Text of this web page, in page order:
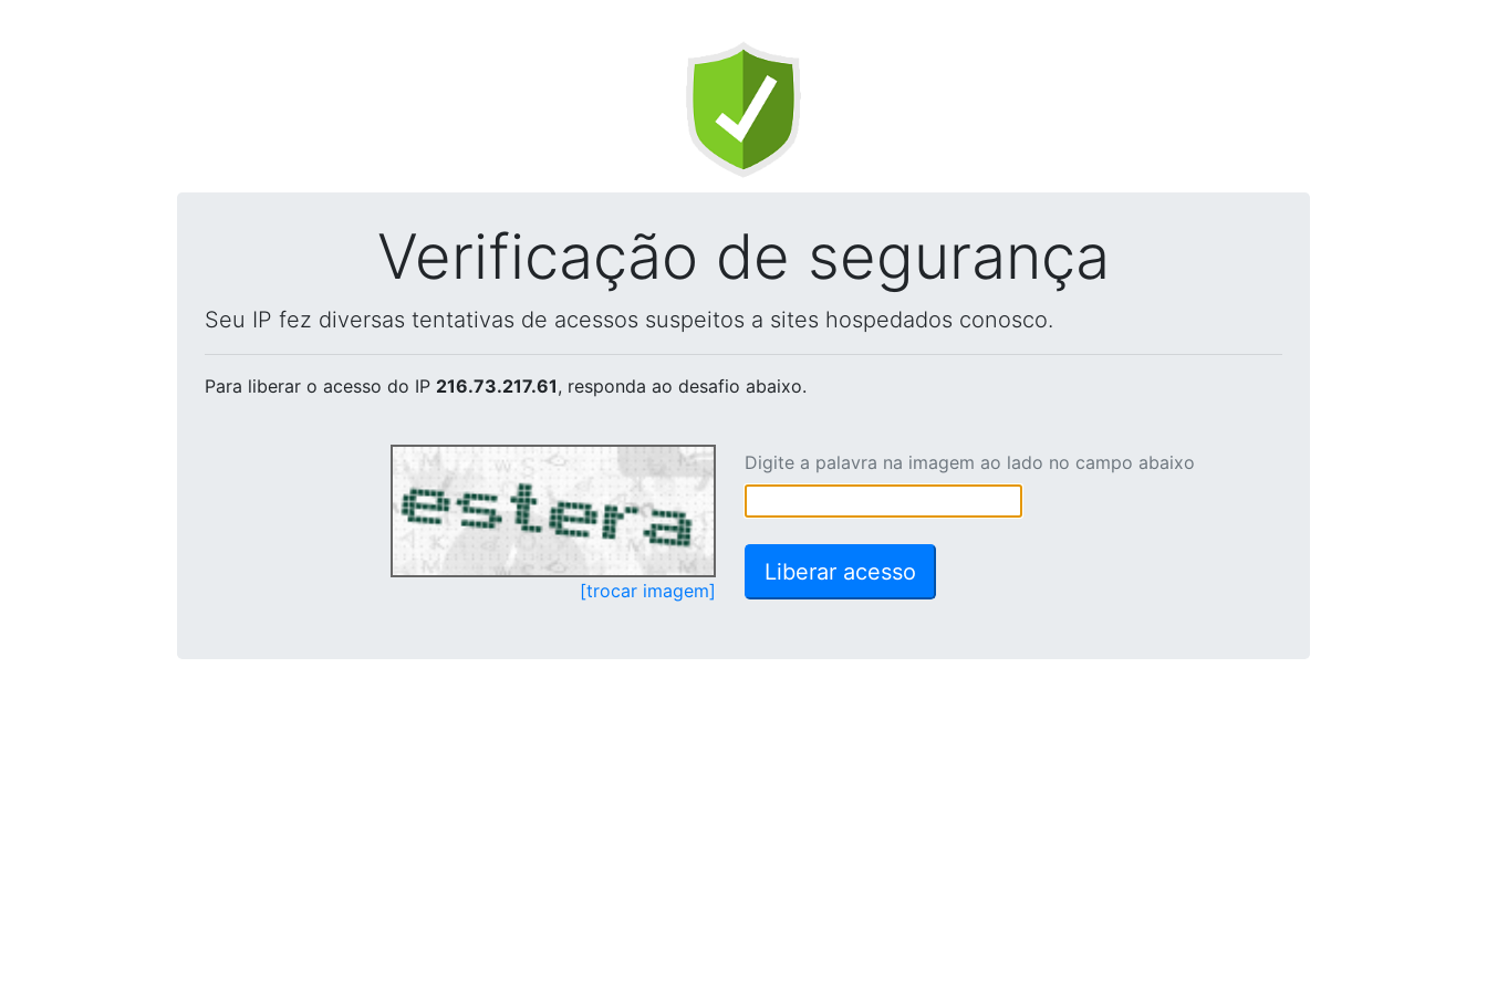
Verificação de segurança
Seu IP fez diversas tentativas de acessos suspeitos a sites hospedados conosco.
Para liberar o acesso do IP 216.73.217.61, responda ao desafio abaixo.
[trocar imagem]
Digite a palavra na imagem ao lado no campo abaixo